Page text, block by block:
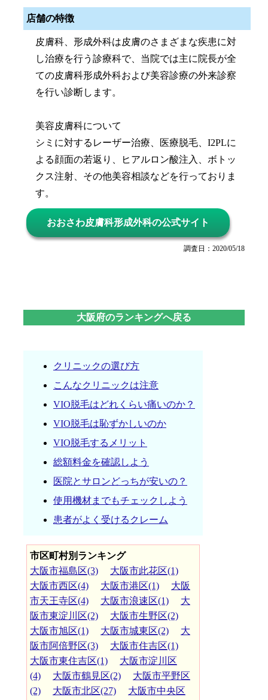
店舗の特徴
皮膚科、形成外科は皮膚のさまざまな疾患に対
し治療を行う診療科で、当院では主に院長が全
ての皮膚科形成外科および美容診療の外来診察
を行い診断します。
美容皮膚科について
シミに対するレーザー治療、医療脱毛、I2PLに
よる顔面の若返り、ヒアルロン酸注入、ボトッ
クス注射、その他美容相談などを行っておりま
す。
おおさわ皮膚科形成外科の公式サイト
調査日：2020/05/18
大阪府のランキングへ戻る
クリニックの選び方
こんなクリニックは注意
VIO脱毛はどれくらい痛いのか？
VIO脱毛は恥ずかしいのか
VIO脱毛するメリット
総額料金を確認しよう
医院とサロンどっちが安いの？
使用機材までもチェックしよう
患者がよく受けるクレーム
市区町村別ランキング
大阪市福島区(3)
大阪市此花区(1)
大阪市西区(4)
大阪市港区(1)
大阪
市天王寺区(4)
大阪市浪速区(1)
大
阪市東淀川区(2)
大阪市生野区(2)
大阪市旭区(1)
大阪市城東区(2)
大
阪市阿倍野区(3)
大阪市住吉区(1)
大阪市東住吉区(1)
大阪市淀川区
(4)
大阪市鶴見区(2)
大阪市平野区
(2)
大阪市北区(27)
大阪市中央区